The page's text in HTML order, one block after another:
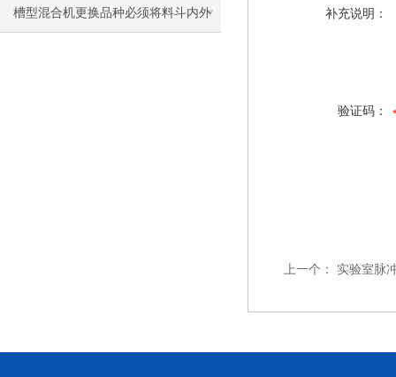
槽型混合机更换品种必须将料斗内外 补充说明：
验证码：
上一个： 实验室脉